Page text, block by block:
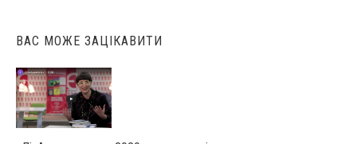
ВАС МОЖЕ ЗАЦІКАВИТИ